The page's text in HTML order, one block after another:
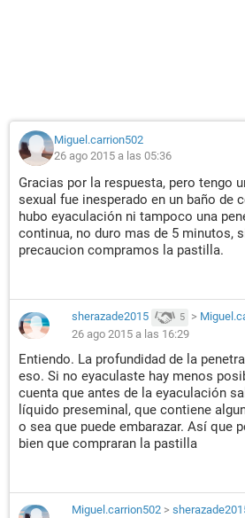
Miguel.carrion502
26 ago 2015 a las 05:36
Gracias por la respuesta, pero tengo
sexual fue inesperado en un baño de
hubo eyaculación ni tampoco una
continua, no duro mas de 5 minutos,
precaucion compramos la pastilla.
sherazade2015 5 >
26 ago 2015 a las 16:29
Entiendo. La profundidad de la
eso. Si no eyaculaste hay menos
cuenta que antes de la eyaculación
líquido preseminal, que contiene
o sea que puede embarazar. Así que
bien que compraran la pastilla
Miguel.carrion502 >